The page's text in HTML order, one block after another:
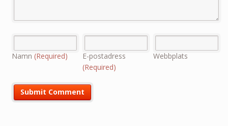
Namn (Required)
E-postadress
(Required)
Webbplats